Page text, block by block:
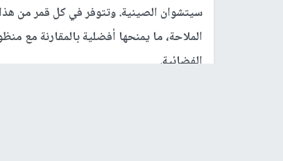
سيتشوان الصينية. وتتوفر في كل قمر من
الملاحة، ما يمنحها أفضلية بالمقارنة
الفضائية.